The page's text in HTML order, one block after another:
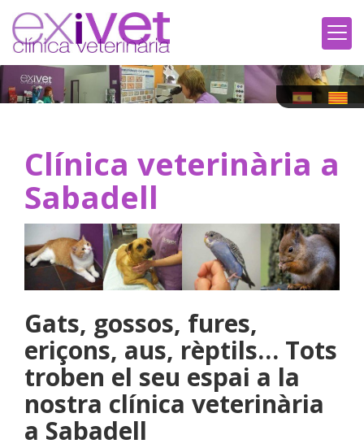
Clínica veterinària a
Sabadell
Gats, gossos, fures,
eriçons, aus, rèptils… Tots
troben el seu espai a la
nostra clínica veterinària
a Sabadell